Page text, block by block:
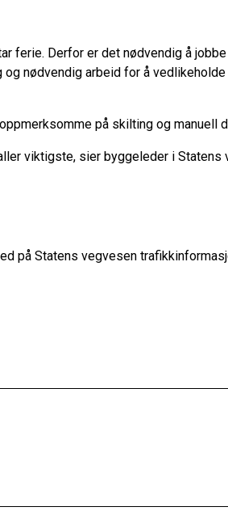
ferie. Derfor er det nødvendig å
nødvendig arbeid for å
på skilting og manuell
viktigste, sier byggeleder i Statens
på Statens vegvesen